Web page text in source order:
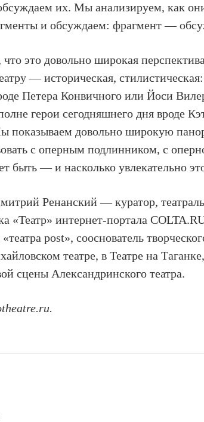
их. Мы анализируем, как
и обсуждаем: фрагмент —
это довольно широкая
— историческая,
Петера Конвичного или Йоси
герои сегодняшнего дня вроде
показываем довольно широкую
с оперным подлинником, с
быть — и насколько увлекательно
Ренанский — куратор,
«Театр» интернет-портала
«театра post», сооснователь
театре, в Театре на
сцены Александринского театра.